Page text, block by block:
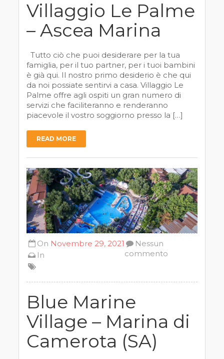
Villaggio Le Palme
– Ascea Marina
Tutto ciò che puoi desiderare per la tua
famiglia, per il tuo partner, per i tuoi bambini
è già qui. Il nostro primo desiderio è che qui
da noi possiate sentirvi a casa. Villaggio Le
Palme offre agli ospiti un gran numero di
servizi che faciliteranno e renderanno
piacevole il vostro soggiorno presso la […]
READ MORE
On Novembre 29, 2021
In
Nessun
commento
Blue Marine
Village – Marina di
Camerota (SA)